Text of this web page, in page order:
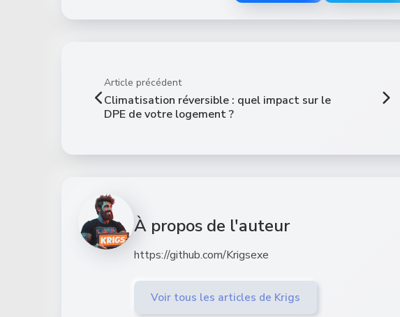
Article précédent
Climatisation réversible : quel impact sur le
DPE de votre logement ?
À propos de l'auteur
https://github.com/Krigsexe
Voir tous les articles de Krigs